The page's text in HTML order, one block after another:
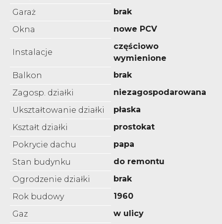
Garaż
brak
Okna
nowe PCV
Instalacje
częściowo
wymienione
Balkon
brak
Zagosp. działki
niezagospodarowana
Ukształtowanie działki
płaska
Kształt działki
prostokat
Pokrycie dachu
papa
Stan budynku
do remontu
Ogrodzenie działki
brak
Rok budowy
1960
Gaz
w ulicy